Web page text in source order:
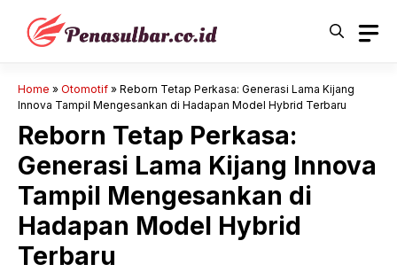
Langsung
Home » Otomotif » Reborn Tetap Perkasa: Generasi Lama Kijang
Innova Tampil Mengesankan di Hadapan Model Hybrid Terbaru
Reborn Tetap Perkasa:
Generasi Lama Kijang Innova
Tampil Mengesankan di
Hadapan Model Hybrid
Terbaru